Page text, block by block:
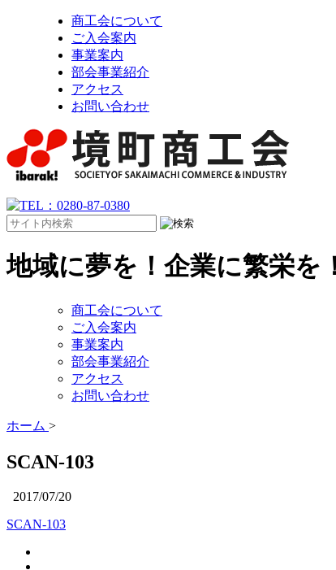
商工会について
ご入会案内
事業案内
部会事業紹介
アクセス
お問い合わせ
地域に夢を！企業に繁栄
商工会について
ご入会案内
事業案内
部会事業紹介
アクセス
お問い合わせ
ホーム >
SCAN-103
2017/07/20
SCAN-103